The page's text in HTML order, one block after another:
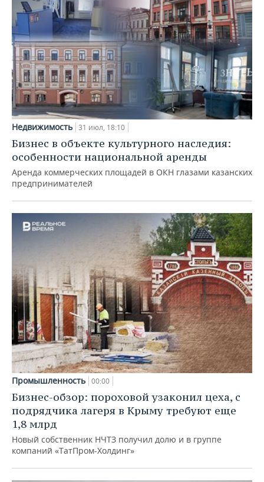
Недвижимость 31 июл, 18:10
Бизнес в объекте культурного наследия:
особенности национальной аренды
Аренда коммерческих площадей в ОКН глазами казанских
предпринимателей
Промышленность 00:00
Бизнес-обзор: пороховой узаконил цеха, с
подрядчика лагеря в Крыму требуют еще
1,8 млрд
Новый собственник НЧТЗ получил долю и в группе
компаний «ТатПром-Холдинг»